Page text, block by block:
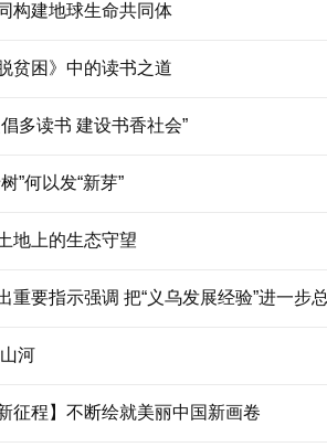
构建地球生命共同体
贫困》中的读书之道
多读书 建设书香社会”
”何以发“新芽”
地上的生态守望
重要指示强调 把“义乌发展经验”进一
河
征程】不断绘就美丽中国新画卷